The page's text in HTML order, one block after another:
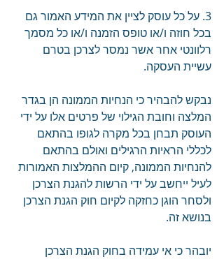
3. על כל עוסק לציין את המידע האמור גם
בכל חוזה ו/או טופס הזמנה ו/או כל מסמך
רלוונטי אחר אשר נמסר לצרכן בטרם
עשיית העסקה.
נבקש להבהיר כי הנחיות הממונה הן בגדר
המלצה וחובת הגילוי של פרטים אלו על ידי
העוסק תבחן בכל מקרה לגופו בהתאם
לכללי הראיות הרגילים ואולם בהתאם
להנחיות הממונה, קיום ההמלצות האמורות
לעיל ייחשב על ידי הרשות להגנת הצרכן
ולסחר הוגן כחזקה לקיום חוק הגנת הצרכן
בנושא זה.
יובהר כי אי עמידה בחוק הגנת הצרכן